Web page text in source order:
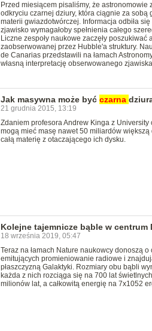
Przed miesiącem pisaliśmy, że astronomowie
odkryciu czarnej dziury, która ciągnie za sobą
materii gwiazdotwórczej. Informacja odbiła
zjawisko wymagałoby spełnienia całego
Liczne zespoły naukowe zaczęły
zaobserwowanej przez Hubble'a struktury.
de Canarias przedstawili na łamach
własną interpretację obserwowanego
Jak masywna może być czarna
21 grudnia 2015, 13:19
Zdaniem profesora Andrew Kinga z University
mogą mieć masę nawet 50 miliardów większą
całą materię z otaczającego ich dysku.
Kolejne tajemnicze bąble w centrum
18 września 2019, 05:47
Teraz na łamach Nature naukowcy donoszą
emitujących promieniowanie radiowe i
płaszczyzną Galaktyki. Rozmiary obu bąbli
każda z nich rozciąga się na 700 lat
milionów lat, a całkowitą energię na 7x1052